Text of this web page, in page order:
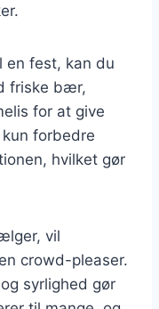
fest, kan du
friske bær,
for at give
forbedre
hvilket gør
vil
crowd-pleaser.
syrlighed gør